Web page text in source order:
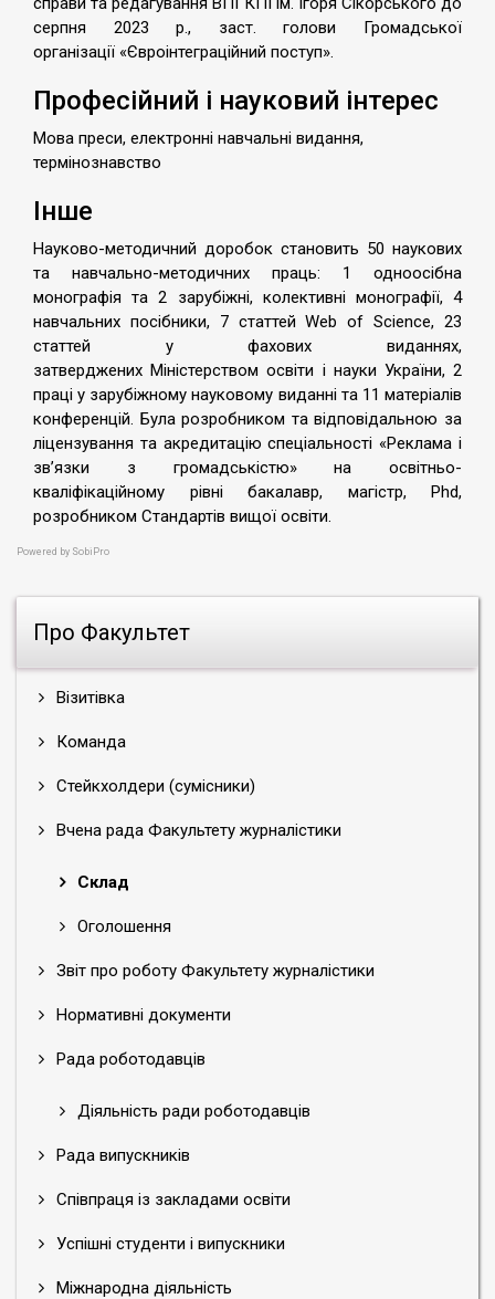
Про Факультет
Візитівка
Команда
Стейкхолдери (сумісники)
Вчена рада Факультету журналістики
Склад
Оголошення
Звіт про роботу Факультету журналістики
Нормативні документи
Рада роботодавців
Діяльність ради роботодавців
Рада випускників
Співпраця із закладами освіти
Успішні студенти і випускники
Міжнародна діяльність
серпня 2023 р., заст. голови Громадської
організації «Євроінтеграційний поступ».
Професійний і науковий інтерес
Мова преси, електронні навчальні видання,
термінознавство
Інше
Науково-методичний доробок становить 50 наукових
та навчально-методичних праць: 1 одноосібна
монографія та 2 зарубіжні, колективні монографії, 4
навчальних посібники, 7 статтей Web of Science, 23
статтей у фахових виданнях,
затверджених Міністерством освіти і науки України, 2
праці у зарубіжному науковому виданні та 11 матеріалів
конференцій. Була розробником та відповідальною за
ліцензування та акредитацію спеціальності «Реклама і
зв’язки з громадськістю» на освітньо-
кваліфікаційному рівні бакалавр, магістр, Phd,
розробником Стандартів вищої освіти.
Powered by SobiPro